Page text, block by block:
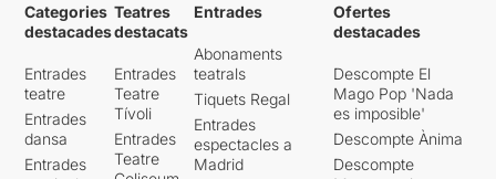
Categories
destacades
Entrades
teatre
Entrades
dansa
Entrades
Teatres
destacats
Entrades
Teatre
Tívoli
Entrades
Teatre
Entrades
Abonaments
teatrals
Tiquets Regal
Entrades
espectacles a
Madrid
Ofertes
destacades
Descompte El
Mago Pop 'Nada
es imposible'
Descompte Ànima
Descompte